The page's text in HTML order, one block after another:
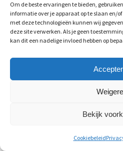
Om de beste ervaringen te bieden,
informatie over je apparaat op te slaan en/
met deze technologieën kunnen wij
deze site verwerken. Als je geen
kan dit een nadelige invloed hebben op
Bekijk
Cookiebeleid
Keuken vervangen:
Keukens op maat
Wat kost een nieuwe